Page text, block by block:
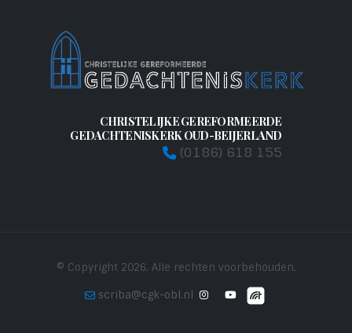
CHRISTELIJKE GEREFORMEERDE
GEDACHTENISKERK OUD-BEIJERLAND
(0186) 618 155
© Copyright 2026. Alle rechten voorbehouden.
scriba@cgk-obl.nl